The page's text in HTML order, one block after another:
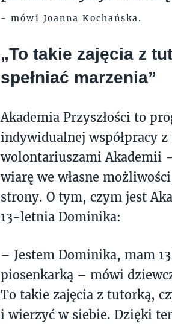
- mówi Joanna Kochańska.
„To takie zajęcia z
spełniać marzenia”
Akademia Przyszłości to
indywidualnej współpracy
wolontariuszami Akademii
wiarę we własne
strony. O tym, czym jest
13-letnia Dominika:
– Jestem Dominika, mam
piosenkarką – mówi
To takie zajęcia z tutorką,
i wierzyć w siebie. Dzięki